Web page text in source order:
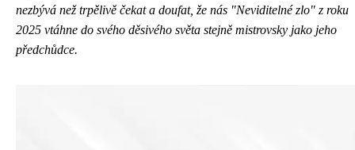
nezbývá než trpělivě čekat a doufat, že nás "Neviditelné zlo" z roku
2025 vtáhne do svého děsivého světa stejně mistrovsky jako jeho
předchůdce.